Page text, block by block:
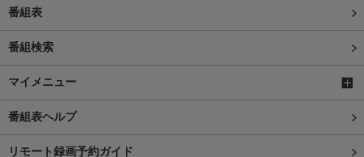
番組表
番組検索
マイメニュー
番組表ヘルプ
リモート録画予約ガイド